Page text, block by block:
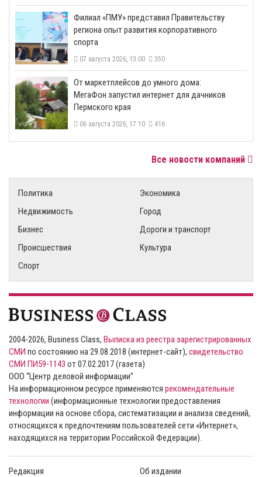
​Филиал «ПМУ» представил Правительству
региона опыт развития корпоративного
спорта
07 августа 2026, 13:00 350
От маркетплейсов до умного дома:
МегаФон запустил интернет для дачников
Пермского края
06 августа 2026, 17:10 416
Все новости компаний
Политика
Экономика
Недвижимость
Город
Бизнес
Дороги и транспорт
Происшествия
Культура
Спорт
2004-2026, Business Class, Выписка из реестра зарегистрированных
СМИ по состоянию на 29.08.2018 (интернет-сайт), свидетельство
СМИ ПИ59-1143 от 07.02.2017 (газета)
ООО “Центр деловой информации”
На информационном ресурсе применяются рекомендательные
технологии (информационные технологии предоставления
информации на основе сбора, систематизации и анализа сведений,
относящихся к предпочтениям пользователей сети «Интернет»,
находящихся на территории Российской Федерации).
Редакция Об издании